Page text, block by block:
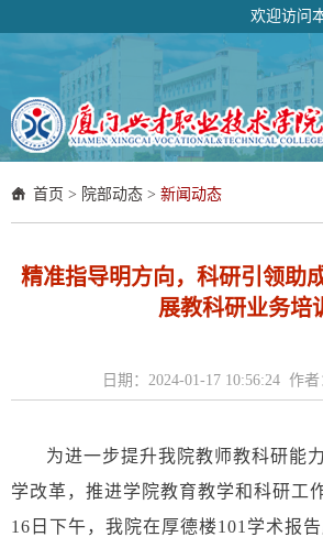
欢迎访问
首页 > 院部动态 > 新闻动态
精准指导明方向，科研引领
展教科研业务培训
日期：2024-01-17 10:56:24 作者
为进一步提升我院教师教科研能
学改革，推进学院教育教学和科研工
16日下午，我院在厚德楼101学术报